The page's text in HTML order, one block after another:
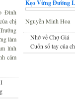
Đình
chị
làm
lính
cảm
Kẹo Vừng Đường
Nguyễn Minh Hoa
Nhớ về Chợ Giá
Cuốn sổ tay của